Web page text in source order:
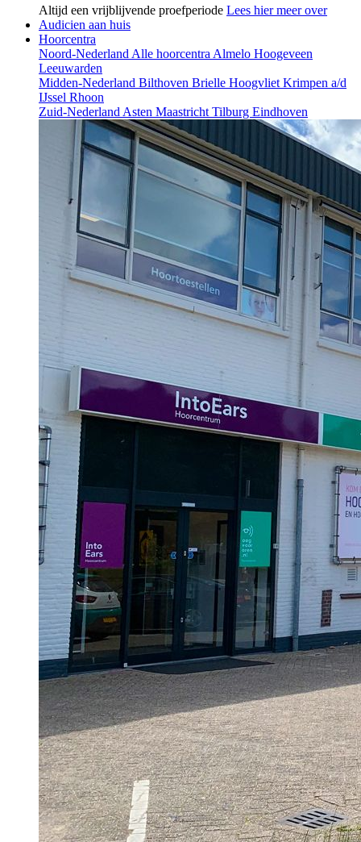
Altijd een vrijblijvende proefperiode Lees hier meer over
Audicien aan huis
Hoorcentra
Noord-NederlandAlle hoorcentraAlmelo Hoogeveen
Leeuwarden
Midden-Nederland Bilthoven Brielle HoogvlietKrimpen a/d
IJssel Rhoon
Zuid-NederlandAsten MaastrichtTilburg Eindhoven